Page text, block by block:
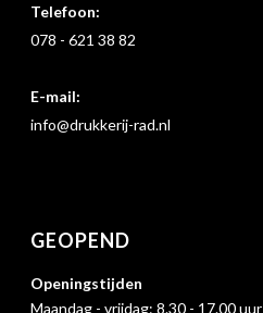
Telefoon:
078 - 621 38 82
E-mail:
info@drukkerij-rad.nl
GEOPEND
Openingstijden
Maandag - vrijdag: 8.30 - 17.00 uur